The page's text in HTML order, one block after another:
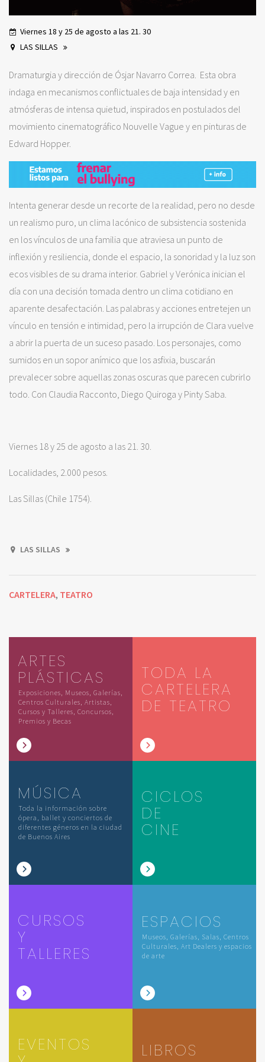
Viernes 18 y 25 de agosto a las 21. 30
LAS SILLAS
Dramaturgia y dirección de Ósjar Navarro Correa. Esta obra
indaga en mecanismos conflictuales de baja intensidad y en
atmósferas de intensa quietud, inspirados en postulados del
movimiento cinematográfico Nouvelle Vague y en pinturas de
Edward Hopper.
Intenta generar desde un recorte de la realidad, pero no desde
un realismo puro, un clima lacónico de subsistencia sostenida
en los vínculos de una familia que atraviesa un punto de
inflexión y resiliencia, donde el espacio, la sonoridad y la luz son
ecos visibles de su drama interior. Gabriel y Verónica inician el
día con una decisión tomada dentro un clima cotidiano en
aparente desafectación. Las palabras y acciones entretejen un
vínculo en tensión e intimidad, pero la irrupción de Clara vuelve
a abrir la puerta de un suceso pasado. Los personajes, como
sumidos en un sopor anímico que los asfixia, buscarán
prevalecer sobre aquellas zonas oscuras que parecen cubrirlo
todo. Con Claudia Racconto, Diego Quiroga y Pinty Saba.
Viernes 18 y 25 de agosto a las 21. 30.
Localidades, 2.000 pesos.
Las Sillas (Chile 1754).
LAS SILLAS
CARTELERA, TEATRO
ARTES
PLÁSTICAS
Exposiciones, Museos, Galerías,
Centros Culturales, Artistas,
Cursos y Talleres, Concursos,
Premios y Becas
TODA LA
CARTELERA
DE TEATRO
MÚSICA
Toda la información sobre
ópera, ballet y conciertos de
diferentes géneros en la ciudad
de Buenos Aires
CICLOS
DE
CINE
CURSOS
Y
TALLERES
ESPACIOS
Museos, Galerías, Salas, Centros
Culturales, Art Dealers y espacios
de arte
EVENTOS LIBROS